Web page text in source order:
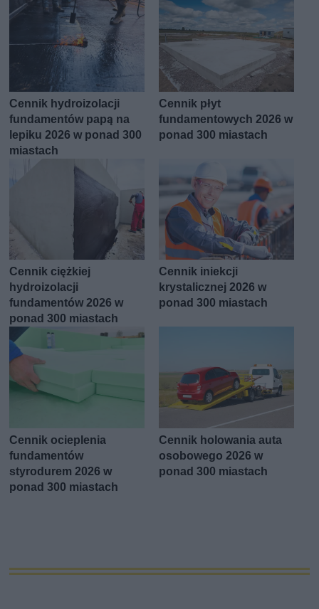
Cennik hydroizolacji
fundamentów papą na
lepiku 2026 w ponad 300
miastach
Cennik płyt
fundamentowych 2026 w
ponad 300 miastach
Cennik ciężkiej
hydroizolacji
fundamentów 2026 w
ponad 300 miastach
Cennik iniekcji
krystalicznej 2026 w
ponad 300 miastach
Cennik ocieplenia
fundamentów
styrodurem 2026 w
ponad 300 miastach
Cennik holowania auta
osobowego 2026 w
ponad 300 miastach